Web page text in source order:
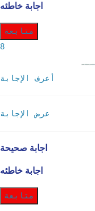
اجابة خاطئه
متابعة
8
أعرف الإجابة
عرض الإجابة
اجابة صحيحة
اجابة خاطئه
متابعة